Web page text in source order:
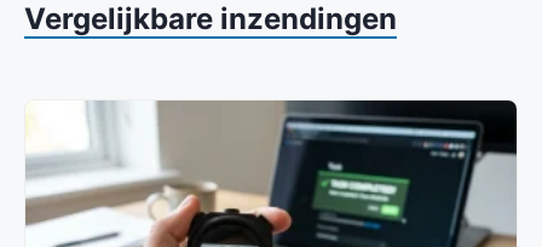
Vergelijkbare inzendingen